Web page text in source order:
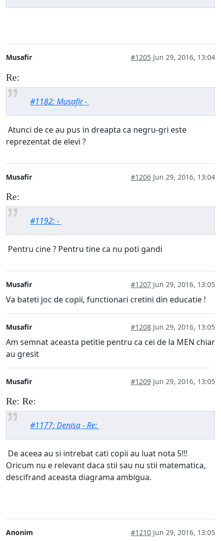
Musafir #1205 Jun 29, 2016, 13:04
Re:
#1182: Musafir -
Atunci de ce au pus in dreapta ca negru-gri este
reprezentat de elevi ?
Musafir #1206 Jun 29, 2016, 13:04
Re:
#1192: -
Pentru cine ? Pentru tine ca nu poti gandi
Musafir #1207 Jun 29, 2016, 13:05
Va bateti joc de copii, functionari cretini din educatie !
Musafir #1208 Jun 29, 2016, 13:05
Am semnat aceasta petitie pentru ca cei de la MEN chiar
au gresit
Musafir #1209 Jun 29, 2016, 13:05
Re: Re:
#1177: Denisa - Re:
De aceea au si intrebat cati copii au luat nota 5!!!
Oricum nu e relevant daca stii sau nu stii matematica,
descifrand aceasta diagrama ambigua.
Anonim #1210 Jun 29, 2016, 13:05